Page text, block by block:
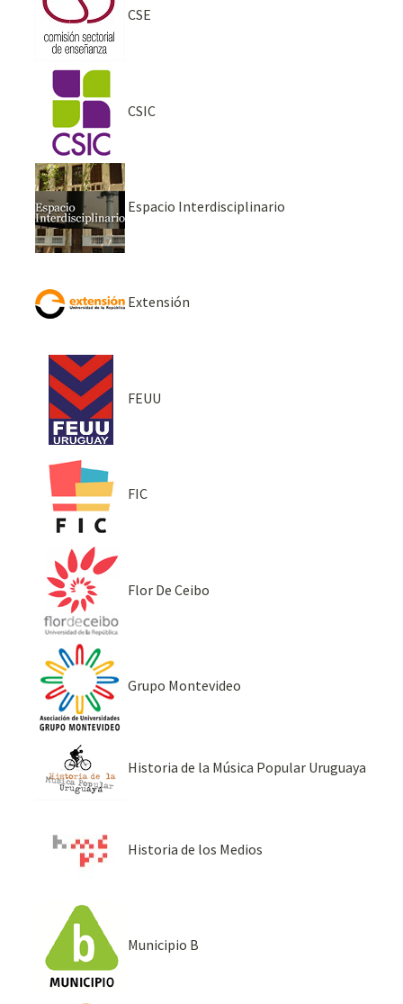
CSE
CSIC
Espacio Interdisciplinario
Extensión
FEUU
FIC
Flor De Ceibo
Grupo Montevideo
Historia de la Música Popular Uruguaya
Historia de los Medios
Municipio B